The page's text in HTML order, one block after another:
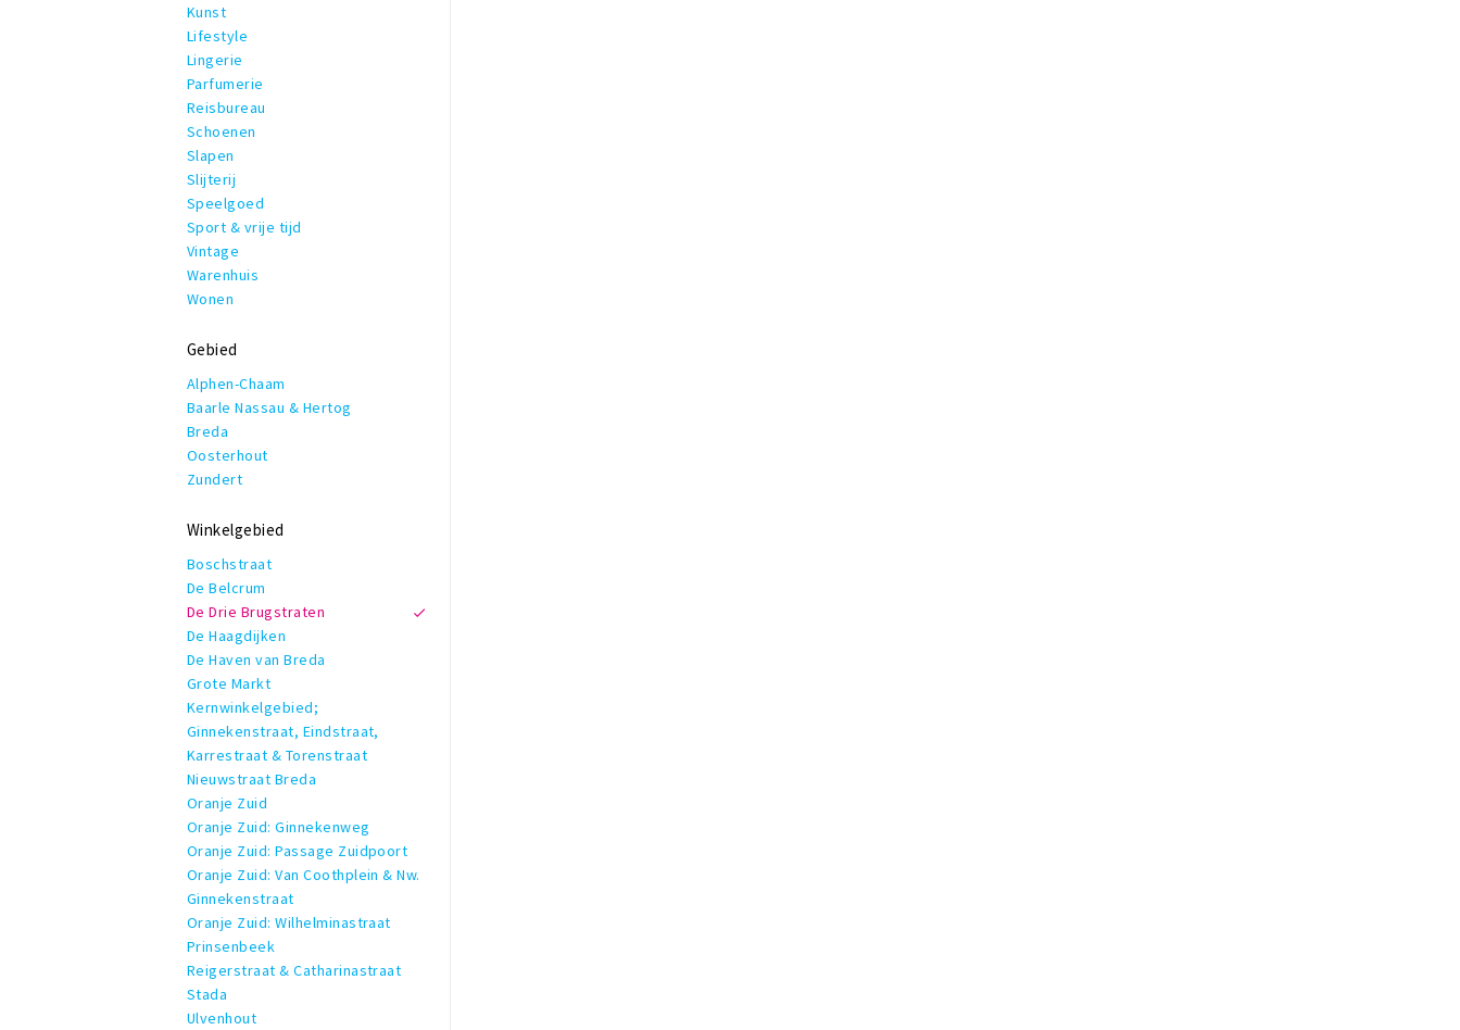
Kunst
Lifestyle
Lingerie
Parfumerie
Reisbureau
Schoenen
Slapen
Slijterij
Speelgoed
Sport & vrije tijd
Vintage
Warenhuis
Wonen
Gebied
Alphen-Chaam
Baarle Nassau & Hertog
Breda
Oosterhout
Zundert
Winkelgebied
Boschstraat
De Belcrum
De Drie Brugstraten
De Haagdijken
De Haven van Breda
Grote Markt
Kernwinkelgebied;
Ginnekenstraat, Eindstraat,
Karrestraat & Torenstraat
Nieuwstraat Breda
Oranje Zuid
Oranje Zuid: Ginnekenweg
Oranje Zuid: Passage Zuidpoort
Oranje Zuid: Van Coothplein & Nw.
Ginnekenstraat
Oranje Zuid: Wilhelminastraat
Prinsenbeek
Reigerstraat & Catharinastraat
Stada
Ulvenhout